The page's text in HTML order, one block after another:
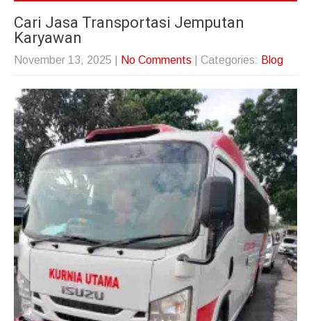
Cari Jasa Transportasi Jemputan
Karyawan
November 13, 2025 No Comments | Categories: Blog